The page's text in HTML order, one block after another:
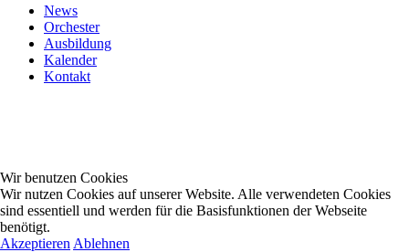
News
Orchester
Ausbildung
Kalender
Kontakt
Wir benutzen Cookies
Wir nutzen Cookies auf unserer Website. Alle verwendeten Cookies
sind essentiell und werden für die Basisfunktionen der Webseite
benötigt.
Akzeptieren Ablehnen